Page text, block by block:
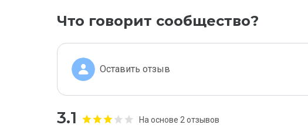
Что говорит сообщество?
Оставить отзыв
3.1 На основе 2 отзывов